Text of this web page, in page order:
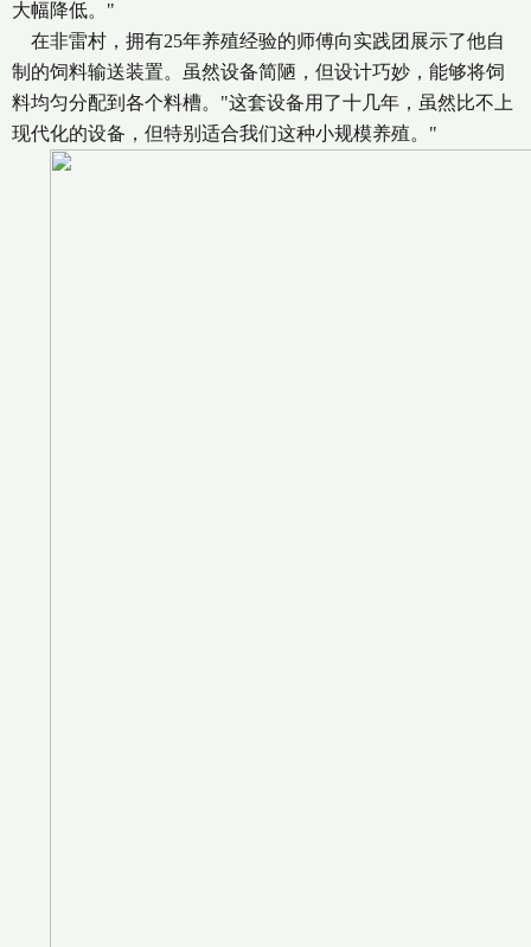
大幅降低。"
在非雷村，拥有25年养殖经验的师傅向实践团展示了他自
制的饲料输送装置。虽然设备简陋，但设计巧妙，能够将饲
料均匀分配到各个料槽。"这套设备用了十几年，虽然比不上
现代化的设备，但特别适合我们这种小规模养殖。"